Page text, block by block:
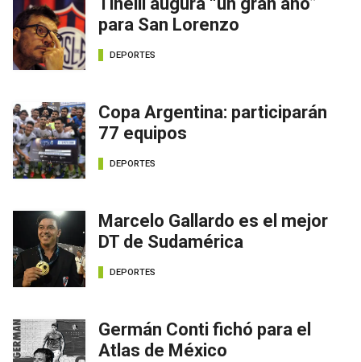
para San Lorenzo
DEPORTES
Copa Argentina: participarán
77 equipos
DEPORTES
Marcelo Gallardo es el mejor
DT de Sudamérica
DEPORTES
Germán Conti fichó para el
Atlas de México